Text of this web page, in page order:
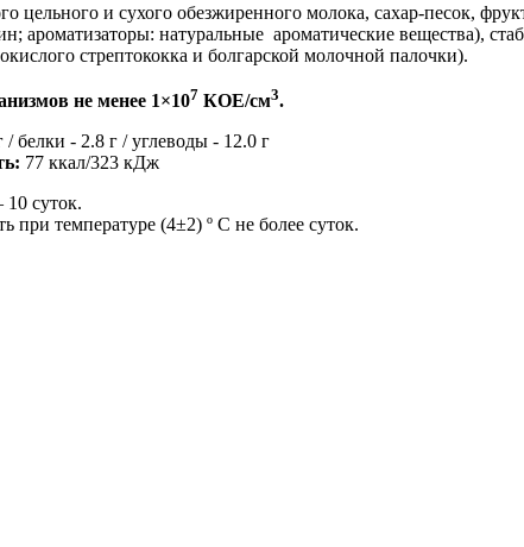
цельного и сухого обезжиренного молока, сахар-песок,
ароматизаторы: натуральные ароматические вещества),
стрептококка и болгарской молочной палочки).
не менее 1×107 КОЕ/см3.
белки - 2.8 г / углеводы - 12.0 г
77 ккал/323 кДж
суток.
при температуре (4±2) º С не более суток.